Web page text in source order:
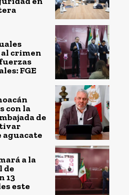
crimen
FGE
con la
de
aguacate
a la
de
13
este